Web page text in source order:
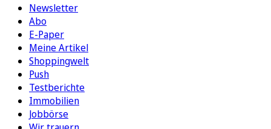
Newsletter
Abo
E-Paper
Meine Artikel
Shoppingwelt
Push
Testberichte
Immobilien
Jobbörse